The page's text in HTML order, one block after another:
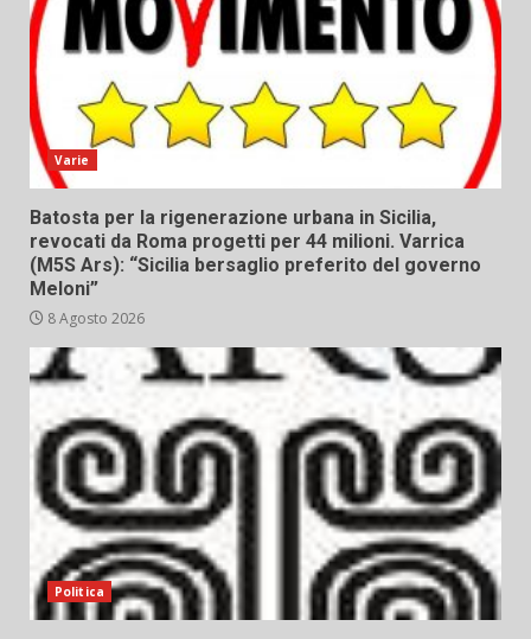
Varie
Batosta per la rigenerazione urbana in Sicilia,
revocati da Roma progetti per 44 milioni. Varrica
(M5S Ars): “Sicilia bersaglio preferito del governo
Meloni”
8 Agosto 2026
Politica